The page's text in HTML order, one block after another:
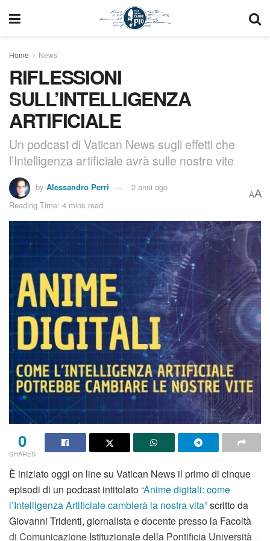
Home News
RIFLESSIONI
SULL’INTELLIGENZA
ARTIFICIALE
Un podcast di Vatican News sugli effetti che
l’Intelligenza artificiale avrà sulle nostre vite
by Alessandro Perri
2 anni ago
Reading Time: 4 mins read
AA
0
SHARES
È iniziato oggi on line su Vatican News il primo di cinque
episodi di un podcast intitolato“Anime digitali: come
l’Intelligenza Artificiale cambierà la nostra vita”scritto da
Giovanni Tridenti, giornalista e docente presso la Facoltà
di Comunicazione Istituzionale della Pontificia Università